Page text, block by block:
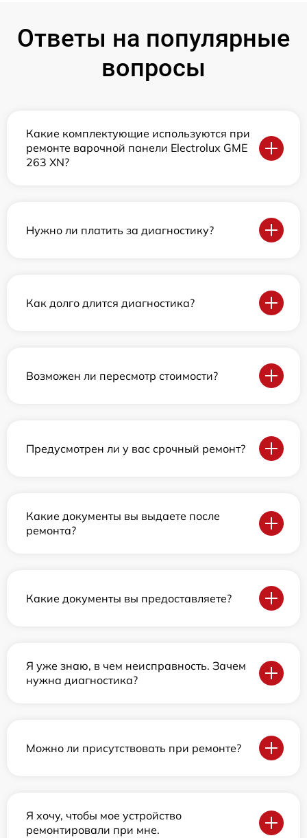
Ответы на популярные
вопросы
Какие комплектующие используются при
ремонте варочной панели Electrolux GME
263 XN?
Нужно ли платить за диагностику?
Как долго длится диагностика?
Возможен ли пересмотр стоимости?
Предусмотрен ли у вас срочный ремонт?
Какие документы вы выдаете после
ремонта?
Какие документы вы предоставляете?
Я уже знаю, в чем неисправность. Зачем
нужна диагностика?
Можно ли присутствовать при ремонте?
Я хочу, чтобы мое устройство
ремонтировали при мне.